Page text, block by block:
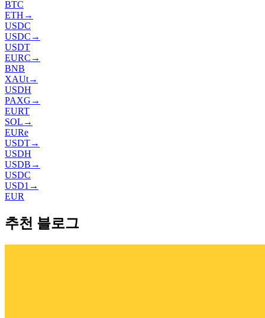
BTC
ETH →
USDC
USDC →
USDT
EURC →
BNB
XAUt→
USDH
PAXG →
EURT
SOL →
EURe
USDT→
USDH
USDB →
USDC
USD1 →
EUR
추천 블로그